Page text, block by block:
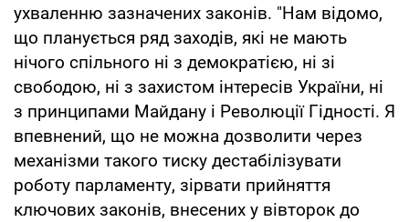
ухваленню зазначених законів. "Нам відомо,
що планується ряд заходів, які не мають
нічого спільного ні з демократією, ні зі
свободою, ні з захистом інтересів України, ні
з принципами Майдану і Революції Гідності. Я
впевнений, що не можна дозволити через
механізми такого тиску дестабілізувати
роботу парламенту, зірвати прийняття
ключових законів, внесених у вівторок до